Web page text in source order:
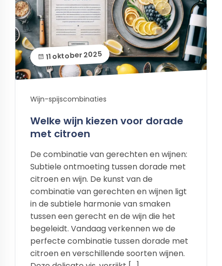
11 oktober 2025
Wijn-spijscombinaties
Welke wijn kiezen voor dorade
met citroen
De combinatie van gerechten en wijnen:
Subtiele ontmoeting tussen dorade met
citroen en wijn. De kunst van de
combinatie van gerechten en wijnen ligt
in de subtiele harmonie van smaken
tussen een gerecht en de wijn die het
begeleidt. Vandaag verkennen we de
perfecte combinatie tussen dorade met
citroen en verschillende soorten wijnen.